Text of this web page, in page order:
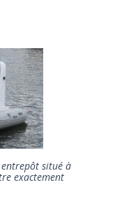
situé à
exactement